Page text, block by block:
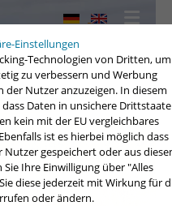
Einstellungen
Technologien von Dritten, um
zu verbessern und Werbung
Nutzer anzuzeigen. In diesem
Daten in unsichere
kein mit der EU vergleichbares
ist es hierbei möglich dass
gespeichert oder aus
Ihre Einwilligung über "Alles
diese jederzeit mit Wirkung für
oder ändern.